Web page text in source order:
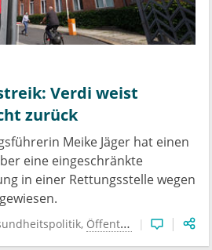
Verdi weist
zurück
Meike Jäger hat einen
eine eingeschränkte
in einer Rettungsstelle wegen
Öffentliches Gesundheitswesen